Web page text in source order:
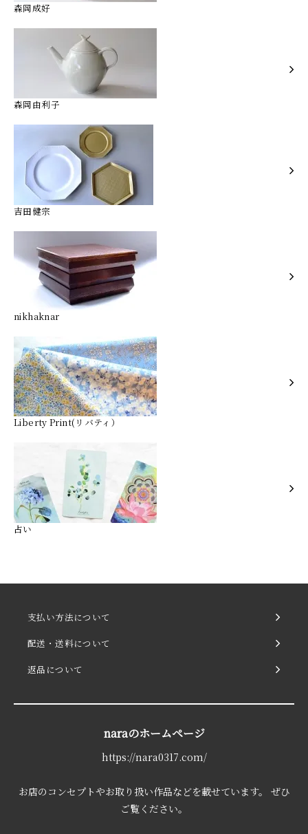
森岡成好
森岡由利子
吉田健宗
nikhaknar
Liberty Print(リバティ）
占い
支払い方法について
配送・送料について
返品について
naraのホームページ
https://nara0317.com/
お店のコンセプトやお取り扱い作品などを載せています。 ぜひ
ご覧ください。